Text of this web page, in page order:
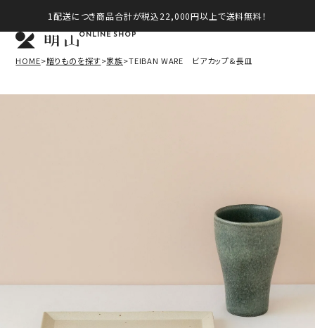
1配送につき商品合計が税込22,000円以上で送料無料！
ONLINE SHOP
HOME 贈りものを探す 家族 TEIBAN WARE ビアカップ&長皿